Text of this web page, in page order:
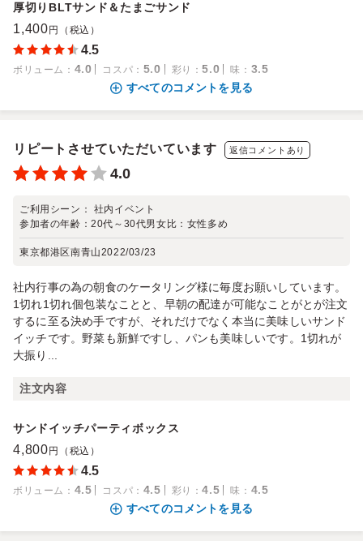
厚切りBLTサンド＆たまごサンド
1,400 円（税込）
4.5
ボリューム ： 4.0 コスパ ： 5.0 彩り ：5.0 味 ： 3.5
すべてのコメントを見る
リピートさせていただいています 返信コメントあり
4.0
ご利用シーン： 社内イベント
参加者の年齢：20代～30代男女比： 女性多め
東京都港区南青山2022/03/23
社内行事の為の朝食のケータリング様に毎度お願いしています。
1切れ1切れ個包装なことと、早朝の配達が可能なことがとが注文
するに至る決め手ですが、それだけでなく本当に美味しいサンド
イッチです。野菜も新鮮ですし、パンも美味しいです。1切れが
大振り...
注文内容
サンドイッチパーティボックス
4,800 円（税込）
4.5
ボリューム ： 4.5 コスパ ： 4.5 彩り ：4.5 味 ： 4.5
すべてのコメントを見る